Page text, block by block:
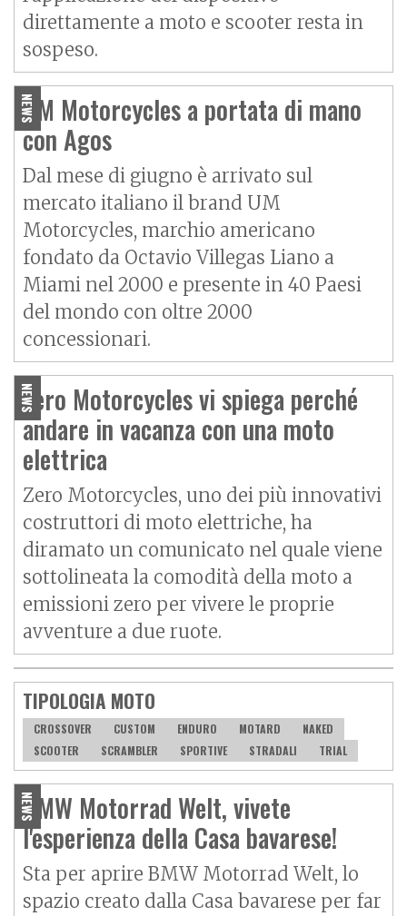
direttamente a moto e scooter resta in
sospeso.
NEWS
UM Motorcycles a portata di mano
con Agos
Dal mese di giugno è arrivato sul
mercato italiano il brand UM
Motorcycles, marchio americano
fondato da Octavio Villegas Liano a
Miami nel 2000 e presente in 40 Paesi
del mondo con oltre 2000
concessionari.
NEWS
Zero Motorcycles vi spiega perché
andare in vacanza con una moto
elettrica
Zero Motorcycles, uno dei più innovativi
costruttori di moto elettriche, ha
diramato un comunicato nel quale viene
sottolineata la comodità della moto a
emissioni zero per vivere le proprie
avventure a due ruote.
TIPOLOGIA MOTO
CROSSOVER CUSTOM ENDURO MOTARD
NAKED
SCOOTER
SCRAMBLER SPORTIVE STRADALI TRIAL
NEWS
BMW Motorrad Welt, vivete
l'esperienza della Casa bavarese!
Sta per aprire BMW Motorrad Welt, lo
spazio creato dalla Casa bavarese per far